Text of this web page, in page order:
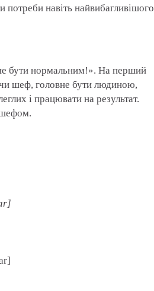
навіть найвибагливішого
бути нормальним!». На перший
чи шеф, головне бути людиною,
і працювати на результат.
шефом.